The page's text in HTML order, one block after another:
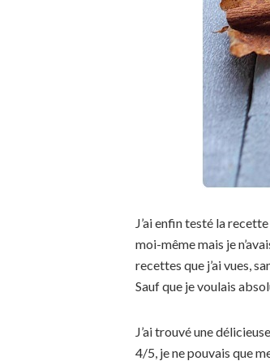
J’ai enfin testé la
moi-même mais je
recettes que j’ai vues,
Sauf que je voulais
J’ai trouvé une
4/5, je ne pouvais que